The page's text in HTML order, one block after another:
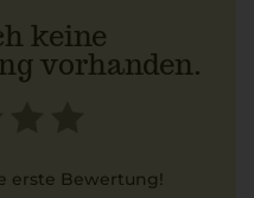
keine
vorhanden.
erste Bewertung!